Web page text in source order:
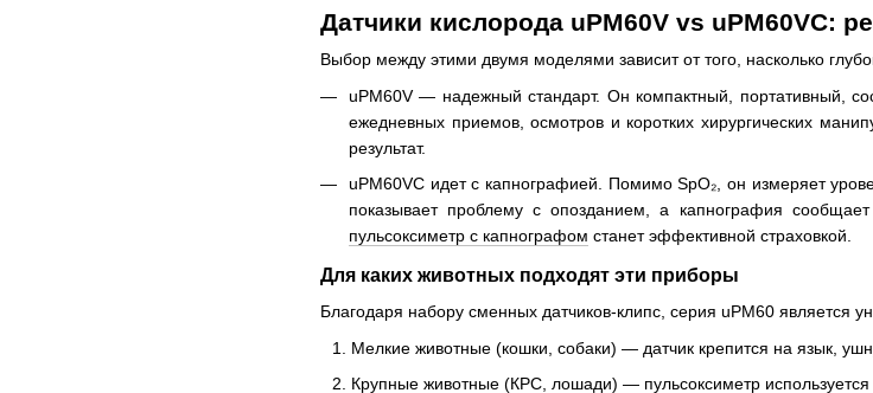
Датчики кислорода uPM60V vs uPM60VC:
Выбор между этими двумя моделями зависит от того, насколько
uPM60V — надежный стандарт. Он компактный, портативный,
ежедневных приемов, осмотров и коротких хирургических
результат.
uPM60VC идет с капнографией. Помимо SpO₂, он измеряет
показывает проблему с опозданием, а капнография
пульсоксиметр с капнографом станет эффективной страховкой.
Для каких животных подходят эти приборы
Благодаря набору сменных датчиков-клипс, серия uPM60 является
Мелкие животные (кошки, собаки) — датчик крепится на язык,
Крупные животные (КРС, лошади) — пульсоксиметр используется